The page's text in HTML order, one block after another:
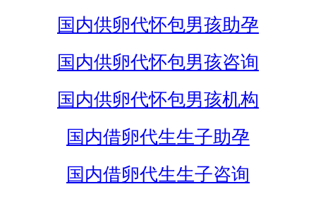
国内供卵代怀包男孩助孕
国内供卵代怀包男孩咨询
国内供卵代怀包男孩机构
国内借卵代生生子助孕
国内借卵代生生子咨询